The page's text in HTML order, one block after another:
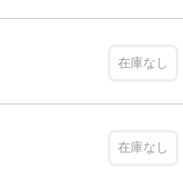
在庫なし
在庫なし